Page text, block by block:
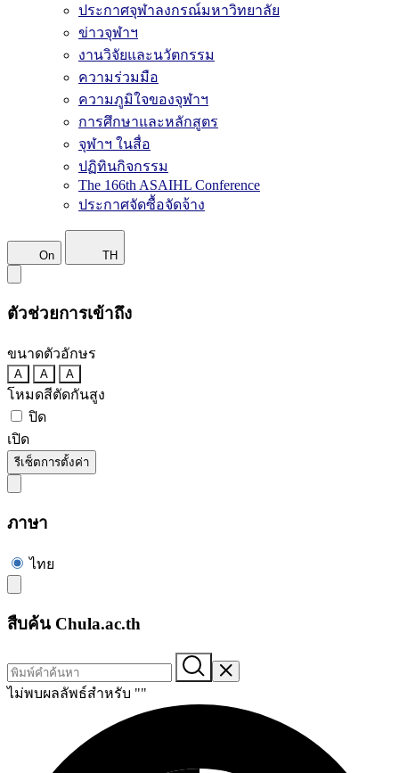
ประกาศจุฬาลงกรณ์มหาวิทยาลัย
ข่าวจุฬาฯ
งานวิจัยและนวัตกรรม
ความร่วมมือ
ความภูมิใจของจุฬาฯ
การศึกษาและหลักสูตร
จุฬาฯ ในสื่อ
ปฏิทินกิจกรรม
The 166th ASAIHL Conference
ประกาศจัดซื้อจัดจ้าง
On TH
ตัวช่วยการเข้าถึง
ขนาดตัวอักษร
A A A
โหมดสีตัดกันสูง
ปิด
เปิด
รีเซ็ตการตั้งค่า
ภาษา
ไทย
สืบค้น Chula.ac.th
ไม่พบผลลัพธ์สำหรับ ""